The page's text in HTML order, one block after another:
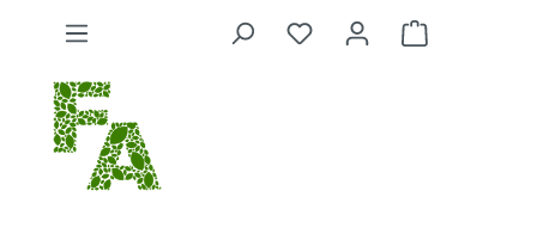
Zum Hauptinhalt springen